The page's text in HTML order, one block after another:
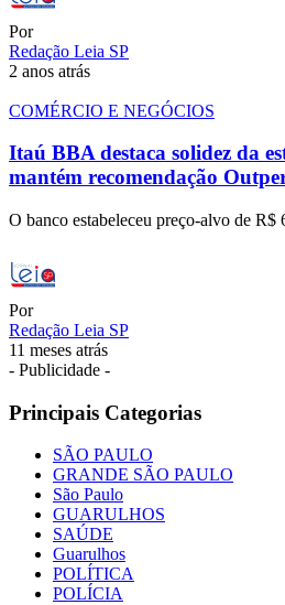
Por
Redação Leia SP
2 anos atrás
COMÉRCIO E NEGÓCIOS
Itaú BBA destaca solidez da
mantém recomendação
O banco estabeleceu preço-alvo de
Por
Redação Leia SP
11 meses atrás
- Publicidade -
Principais Categorias
SÃO PAULO
GRANDE SÃO PAULO
São Paulo
GUARULHOS
SAÚDE
Guarulhos
POLÍTICA
POLÍCIA